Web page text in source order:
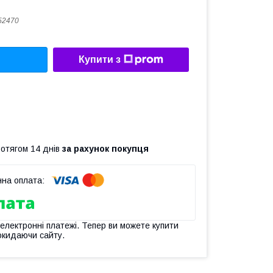
Купити з
14 днів за рахунок покупця
платежі. Тепер ви можете купити
сайту.